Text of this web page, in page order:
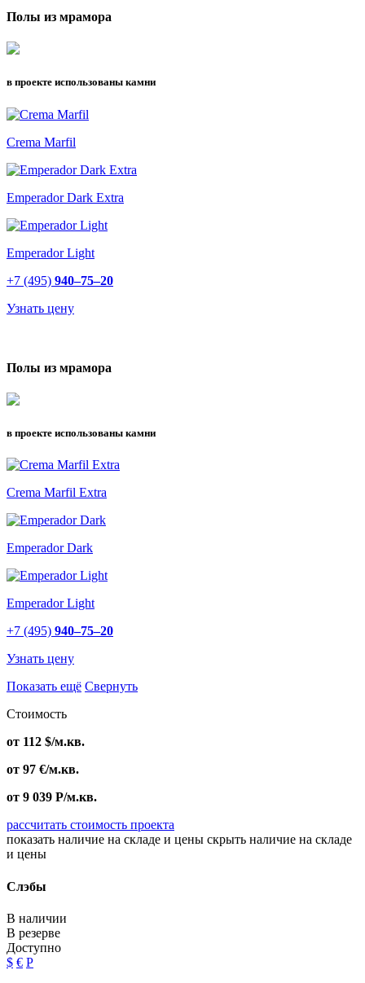
Полы из мрамора
в проекте использованы камни
Crema Marfil
Emperador Dark Extra
Emperador Light
+7 (495) 940–75–20
Узнать цену
Полы из мрамора
в проекте использованы камни
Crema Marfil Extra
Emperador Dark
Emperador Light
+7 (495) 940–75–20
Узнать цену
Показать ещё Свернуть
Стоимость
от 112 $/м.кв.
от 97 €/м.кв.
от 9 039 Р/м.кв.
рассчитать стоимость проекта
показать наличие на складе и цены скрыть наличие на складе
и цены
Слэбы
В наличии
В резерве
Доступно
$ € Р